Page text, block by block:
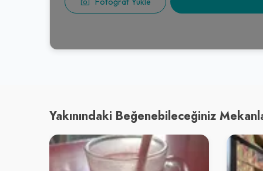
Yakınındaki Beğenebileceğiniz